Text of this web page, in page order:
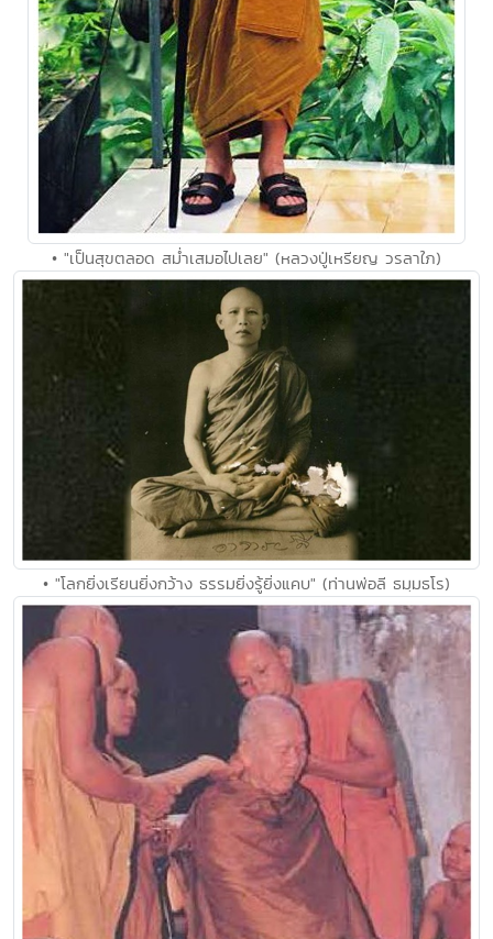
• "เป็นสุขตลอด สม่ำเสมอไปเลย" (หลวงปู่เหรียญ วรลาใภ)
• "โลกยิ่งเรียนยิ่งกว้าง ธรรมยิ่งรู้ยิ่งแคบ" (ท่านพ่อลี ธมฺมธโร)